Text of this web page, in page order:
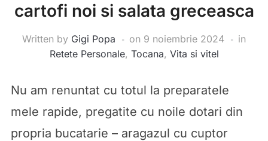
cartofi noi si salata greceasca
Written by Gigi Popa on 9 noiembrie 2024
in
Retete Personale, Tocana, Vita si vitel
Nu am renuntat cu totul la preparatele
mele rapide, pregatite cu noile dotari din
propria bucatarie – aragazul cu cuptor